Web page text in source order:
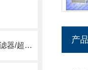
无隔板超过滤器/ULPA等级过滤器/超空气过滤器
产